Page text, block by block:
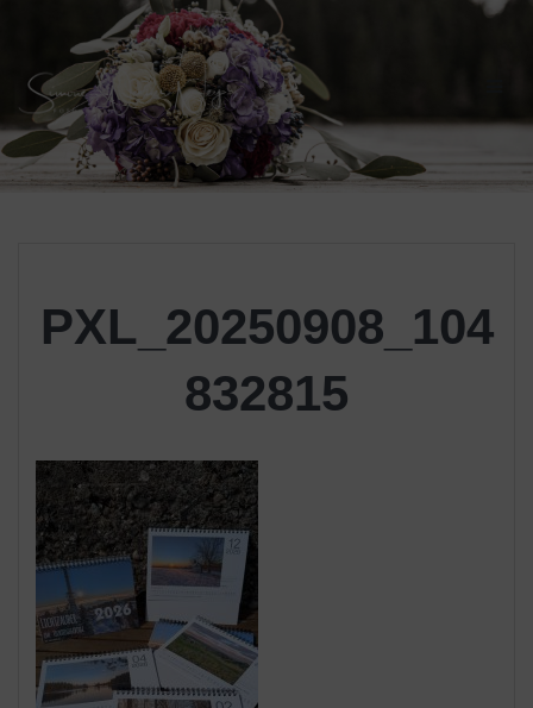
Skip
to
content
PXL_20250908_104
832815